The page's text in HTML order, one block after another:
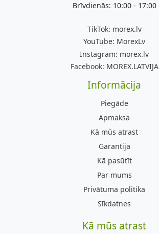
Brīvdienās: 10:00 - 17:00
TikTok: morex.lv
YouTube: MorexLv
Instagram: morex.lv
Facebook: MOREX.LATVIJA
Informācija
Piegāde
Apmaksa
Kā mūs atrast
Garantija
Kā pasūtīt
Par mums
Privātuma politika
Sīkdatnes
Kā mūs atrast